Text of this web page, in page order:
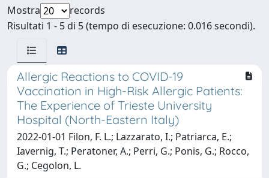
Mostra
records
Risultati 1 - 5 di 5 (tempo di esecuzione: 0.016 secondi).
Allergic Reactions to COVID-19
Vaccination in High-Risk Allergic Patients:
The Experience of Trieste University
Hospital (North-Eastern Italy)
2022-01-01 Filon, F. L.; Lazzarato, I.; Patriarca, E.;
Iavernig, T.; Peratoner, A.; Perri, G.; Ponis, G.; Rocco,
G.; Cegolon, L.